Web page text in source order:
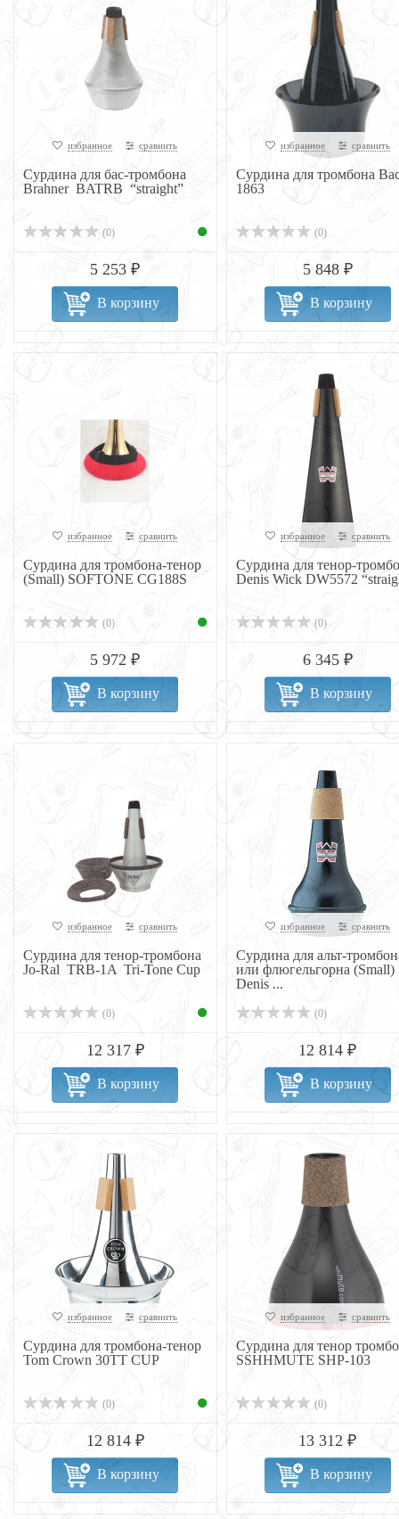
избранное сравнить
Сурдина для бас-тромбона
Brahner BATRB “straight”
(0)
5 253 ₽
В корзину
избранное сравнить
Сурдина для тромбона
1863
(0)
5 848 ₽
В корзину
избранное сравнить
Сурдина для тромбона-тенор
(Small) SOFTONE CG188S
(0)
5 972 ₽
В корзину
избранное сравнить
Сурдина для тенор-
Denis Wick DW5572
(0)
6 345 ₽
В корзину
избранное сравнить
Сурдина для тенор-тромбона
Jo-Ral TRB-1A Tri-Tone Cup
(0)
12 317 ₽
В корзину
избранное сравнить
Сурдина для альт-
или флюгельгорна (Small)
Denis ...
(0)
12 814 ₽
В корзину
избранное сравнить
Сурдина для тромбона-тенор
Tom Crown 30TT CUP
(0)
12 814 ₽
В корзину
избранное сравнить
Сурдина для тенор
SSHHMUTE SHP-103
(0)
13 312 ₽
В корзину